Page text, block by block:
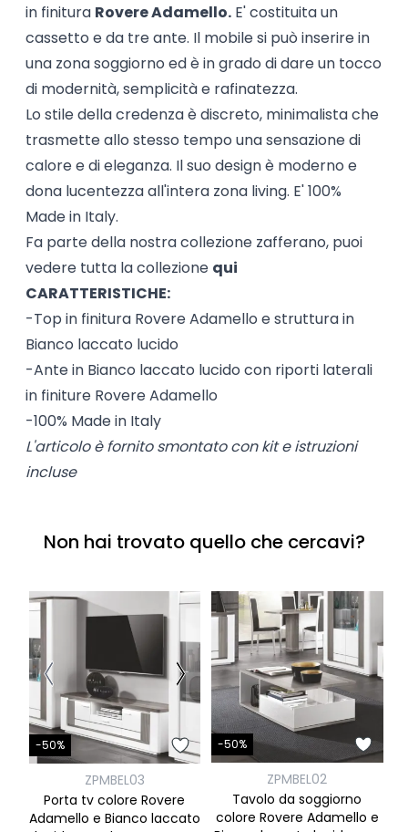
in finitura Rovere Adamello.E' costituita un
cassetto e da tre ante. Il mobile si può inserire in
una zona soggiorno ed è in grado di dare un tocco
di modernità, semplicità e rafinatezza.
Lo stile della credenza è discreto, minimalista che
trasmette allo stesso tempo una sensazione di
calore e di eleganza. Il suo design è moderno e
dona lucentezza all'intera zona living. E' 100%
Made in Italy.
Fa parte della nostra collezione zafferano, puoi
vedere tutta la collezione qui
CARATTERISTICHE:
-Top in finitura Rovere Adamello e struttura in
Bianco laccato lucido
-Ante in Bianco laccato lucido con riporti laterali
in finiture Rovere Adamello
-100% Made in Italy
L'articolo è fornito smontato con kit e istruzioni
incluse
Non hai trovato quello che cercavi?
-50%
ZPMBEL03
Porta tv colore Rovere
Adamello e Bianco laccato
-50%
ZPMBEL02
Tavolo da soggiorno
colore Rovere Adamello e